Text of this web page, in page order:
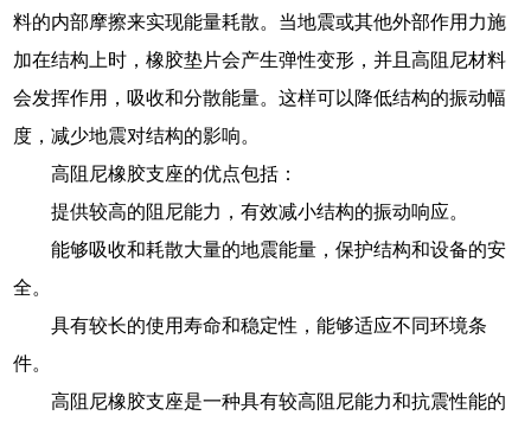
料的内部摩擦来实现能量耗散。当地震或其他外部作用力施
加在结构上时，橡胶垫片会产生弹性变形，并且高阻尼材料
会发挥作用，吸收和分散能量。这样可以降低结构的振动幅
度，减少地震对结构的影响。
高阻尼橡胶支座的优点包括：
提供较高的阻尼能力，有效减小结构的振动响应。
能够吸收和耗散大量的地震能量，保护结构和设备的安
全。
具有较长的使用寿命和稳定性，能够适应不同环境条
件。
高阻尼橡胶支座是一种具有较高阻尼能力和抗震性能的